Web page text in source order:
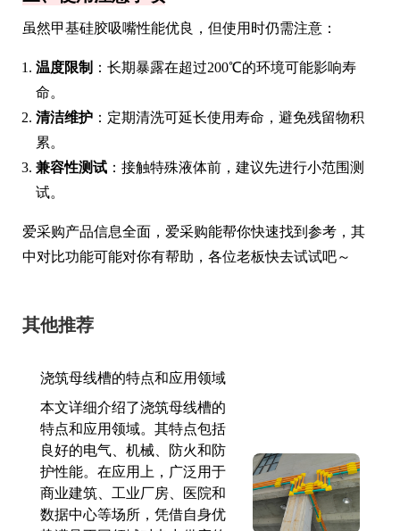
虽然甲基硅胶吸嘴性能优良，但使用时仍需注意：
温度限制 ：长期暴露在超过200℃的环境可能影响寿
命。
清洁维护 ：定期清洗可延长使用寿命，避免残留物积
累。
兼容性测试 ：接触特殊液体前，建议先进行小范围测
试。
爱采购产品信息全面，爱采购能帮你快速找到参考，其
中对比功能可能对你有帮助，各位老板快去试试吧～
其他推荐
浇筑母线槽的特点和应用领域
本文详细介绍了浇筑母线槽的
特点和应用领域。其特点包括
良好的电气、机械、防火和防
护性能。在应用上，广泛用于
商业建筑、工业厂房、医院和
数据中心等场所，凭借自身优